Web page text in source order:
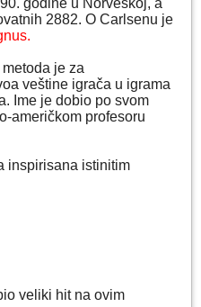
godine u Norveškoj, a
2882. O Carlsenu je
je za
veštine igrača u igrama
Ime je dobio po svom
američkom profesoru
inspirisana istinitim
veliki hit na ovim